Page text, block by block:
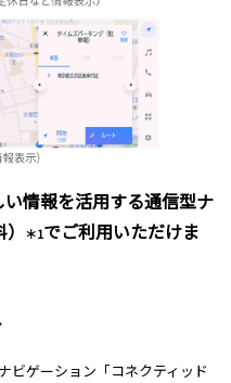
情報を活用する通信型ナ
＊1でご利用いただけま
ビゲーション「コネクティッド